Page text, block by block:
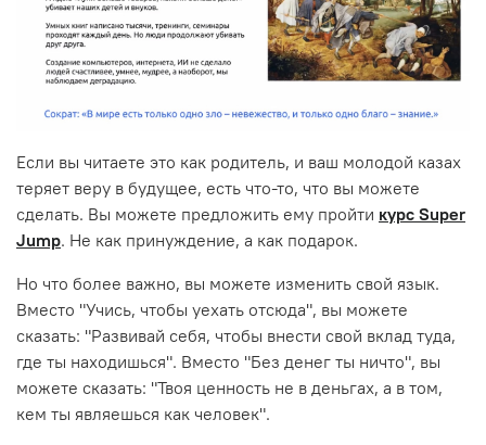
Если вы читаете это как родитель, и ваш молодой казах
теряет веру в будущее, есть что-то, что вы можете
сделать. Вы можете предложить ему пройти курс Super
Jump. Не как принуждение, а как подарок.
Но что более важно, вы можете изменить свой язык.
Вместо "Учись, чтобы уехать отсюда", вы можете
сказать: "Развивай себя, чтобы внести свой вклад туда,
где ты находишься". Вместо "Без денег ты ничто", вы
можете сказать: "Твоя ценность не в деньгах, а в том,
кем ты являешься как человек".